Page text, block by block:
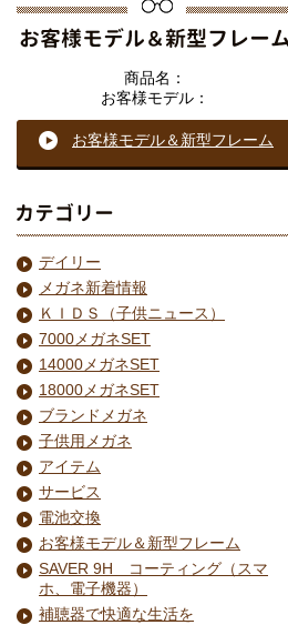
商品名：
お客様モデル：
お客様モデル＆ 新型フレーム
デイリー
メガネ新着情報
ＫＩＤＳ（子供ニュース）
7000メガネSET
14000メガネSET
18000メガネSET
ブランドメガネ
子供用メガネ
アイテム
サービス
電池交換
お客様モデル＆新型フレーム
SAVER 9H コーティング（スマ
ホ、電子機器）
補聴器で快適な生活を